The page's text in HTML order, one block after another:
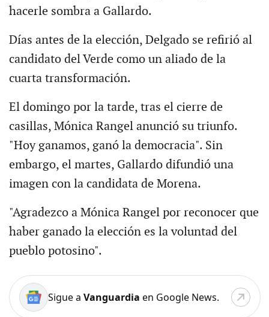
hacerle sombra a Gallardo.
Días antes de la elección, Delgado se refirió al
candidato del Verde como un aliado de la
cuarta transformación.
El domingo por la tarde, tras el cierre de
casillas, Mónica Rangel anunció su triunfo.
"Hoy ganamos, ganó la democracia". Sin
embargo, el martes, Gallardo difundió una
imagen con la candidata de Morena.
"Agradezco a Mónica Rangel por reconocer que
haber ganado la elección es la voluntad del
pueblo potosino".
Sigue a Vanguardia en Google News.